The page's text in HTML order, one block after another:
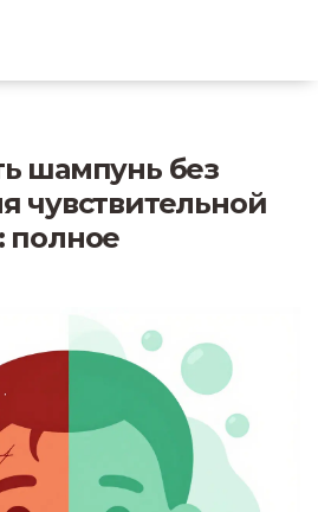
шампунь без
чувствительной
полное